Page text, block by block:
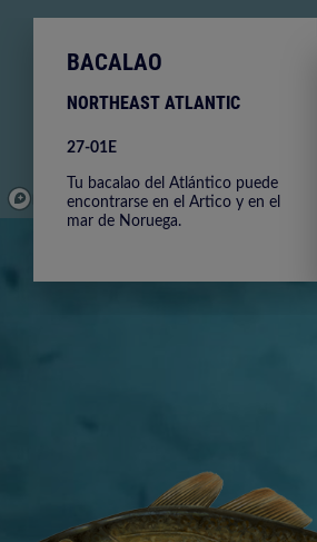
© Mapbox © OpenStreetMap
BACALAO
NORTHEAST ATLANTIC
27-01E
Tu bacalao del Atlántico puede
encontrarse en el Artico y en el
mar de Noruega.